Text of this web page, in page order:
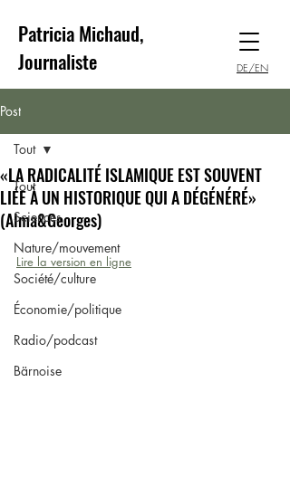
Patricia Michaud,
Journaliste
DE/EN
Post
Tout
Sciences
Nature/mouvement
Société/culture
Économie/politique
Radio/podcast
Bärnoise
Tout
«LA RADICALITÉ ISLAMIQUE EST SOUVENT
LIÉE À UN HISTORIQUE QUI A DÉGÉNÉRÉ»
(Alma&Georges)
Lire la version en ligne